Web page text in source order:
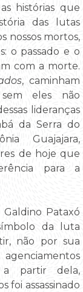
histórias que
das lutas
nossos mortos,
o passado e o
com a morte.
, caminham
eles não
lideranças
da Serra do
Guajajara,
de hoje que
para a
Pataxó
da luta
não por sua
a partir dela,
foi assassinado